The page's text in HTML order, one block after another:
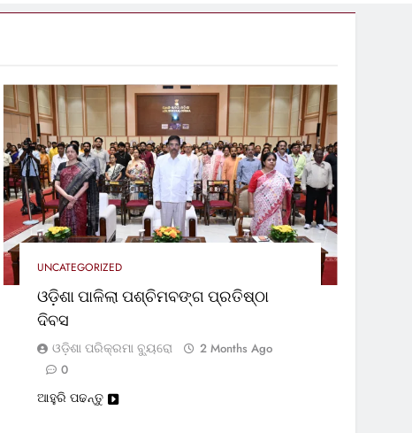
UNCATEGORIZED
ଓଡ଼ିଶା ପାଳିଲା ପଶ୍ଚିମବଙ୍ଗ ପ୍ରତିଷ୍ଠା
ଦିବସ
ଓଡ଼ିଶା ପରିକ୍ରମା ବ୍ୟୁରୋ
2 Months Ago
0
ଆହୁରି ପଢନ୍ତୁ